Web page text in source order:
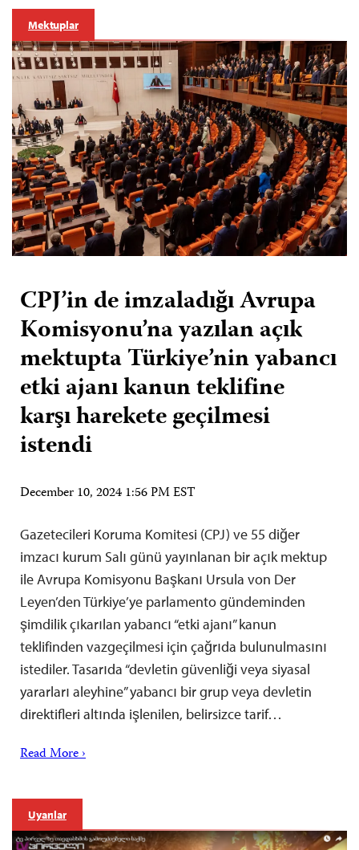
Mektuplar
CPJ’in de imzaladığı Avrupa
Komisyonu’na yazılan açık
mektupta Türkiye’nin yabancı
etki ajanı kanun teklifine
karşı harekete geçilmesi
istendi
December 10, 2024 1:56 PM EST
Gazetecileri Koruma Komitesi (CPJ) ve 55 diğer
imzacı kurum Salı günü yayınlanan bir açık mektup
ile Avrupa Komisyonu Başkanı Ursula von Der
Leyen’den Türkiye’ye parlamento gündeminden
şimdilik çıkarılan yabancı “etki ajanı” kanun
teklifinden vazgeçilmesi için çağrıda bulunulmasını
istediler. Tasarıda “devletin güvenliği veya siyasal
yararları aleyhine” yabancı bir grup veya devletin
direktifleri altında işlenilen, belirsizce tarif…
Read More ›
Uyarılar